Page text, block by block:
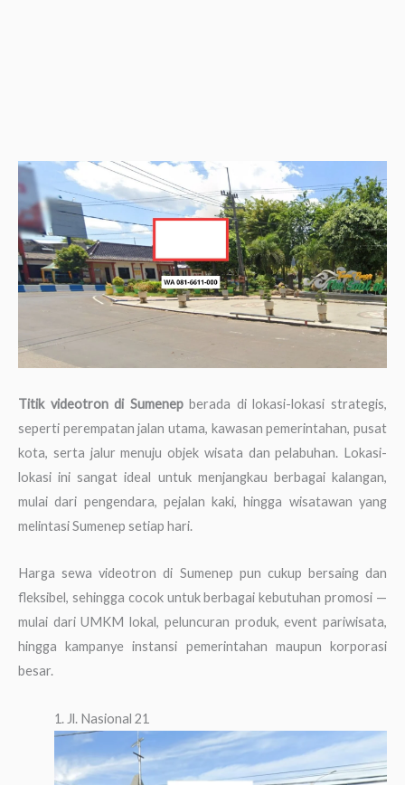
Titik videotron di Sumenepberada di lokasi-lokasi strategis,
seperti perempatan jalan utama, kawasan pemerintahan, pusat
kota, serta jalur menuju objek wisata dan pelabuhan. Lokasi-
lokasi ini sangat ideal untuk menjangkau berbagai kalangan,
mulai dari pengendara, pejalan kaki, hingga wisatawan yang
melintasi Sumenep setiap hari.
Harga sewa videotron di Sumenep pun cukup bersaing dan
fleksibel, sehingga cocok untuk berbagai kebutuhan promosi —
mulai dari UMKM lokal, peluncuran produk, event pariwisata,
hingga kampanye instansi pemerintahan maupun korporasi
besar.
1. Jl. Nasional 21